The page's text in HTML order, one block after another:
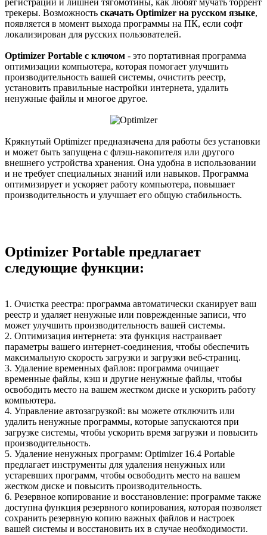
трекеры. Возможность скачать Optimizer на русском языке,
появляется в момент выхода программы на ПК, если софт
локализирован для русских пользователей.
Optimizer Portable с ключом - это портативная программа
оптимизации компьютера, которая помогает улучшить
производительность вашей системы, очистить реестр,
установить правильные настройки интернета, удалить
ненужные файлы и многое другое.
Крякнутый Optimizer предназначена для работы без установки
и может быть запущена с флэш-накопителя или другого
внешнего устройства хранения. Она удобна в использовании
и не требует специальных знаний или навыков. Программа
оптимизирует и ускоряет работу компьютера, повышает
производительность и улучшает его общую стабильность.
Optimizer Portable предлагает
следующие функции:
1. Очистка реестра: программа автоматически сканирует ваш
реестр и удаляет ненужные или поврежденные записи, что
может улучшить производительность вашей системы.
2. Оптимизация интернета: эта функция настраивает
параметры вашего интернет-соединения, чтобы обеспечить
максимальную скорость загрузки и загрузки веб-страниц.
3. Удаление временных файлов: программа очищает
временные файлы, кэш и другие ненужные файлы, чтобы
освободить место на вашем жестком диске и ускорить работу
компьютера.
4. Управление автозагрузкой: вы можете отключить или
удалить ненужные программы, которые запускаются при
загрузке системы, чтобы ускорить время загрузки и повысить
производительность.
5. Удаление ненужных программ: Optimizer 16.4 Portable
предлагает инструменты для удаления ненужных или
устаревших программ, чтобы освободить место на вашем
жестком диске и повысить производительность.
6. Резервное копирование и восстановление: программе также
доступна функция резервного копирования, которая позволяет
сохранить резервную копию важных файлов и настроек
вашей системы и восстановить их в случае необходимости.